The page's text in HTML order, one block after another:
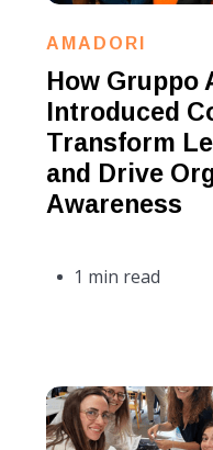
AMADORI
How Gruppo
Introduced
Transform
and Drive
Awareness
1 min read